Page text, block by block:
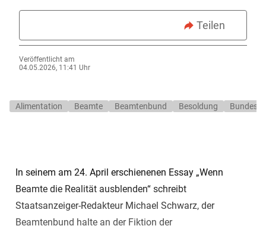
Teilen
Veröffentlicht am
04.05.2026, 11:41 Uhr
Alimentation Beamte Beamtenbund Besoldung
In seinem am 24. April erschienenen Essay „Wenn
Beamte die Realität ausblenden“ schreibt
Staatsanzeiger-Redakteur Michael Schwarz, der
Beamtenbund halte an der Fiktion der